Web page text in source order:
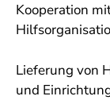
Kooperation
Lieferung von
und